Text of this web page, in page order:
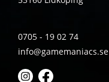
0705 - 19 02 74
info@gamemaniacs.se